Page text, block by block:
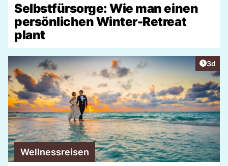
Selbstfürsorge: Wie man einen
persönlichen Winter-Retreat
plant
3d
Wellnessreisen